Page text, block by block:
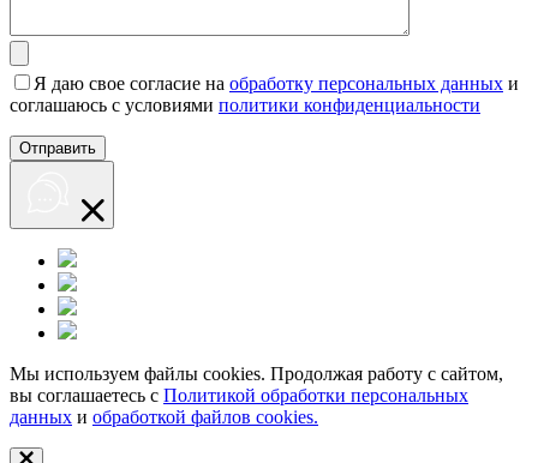
Я даю свое согласие на обработку персональных данных и
соглашаюсь с условиями политики конфиденциальности
Мы используем файлы cookies. Продолжая работу с сайтом,
вы соглашаетесь с Политикой обработки персональных
данных и обработкой файлов cookies.